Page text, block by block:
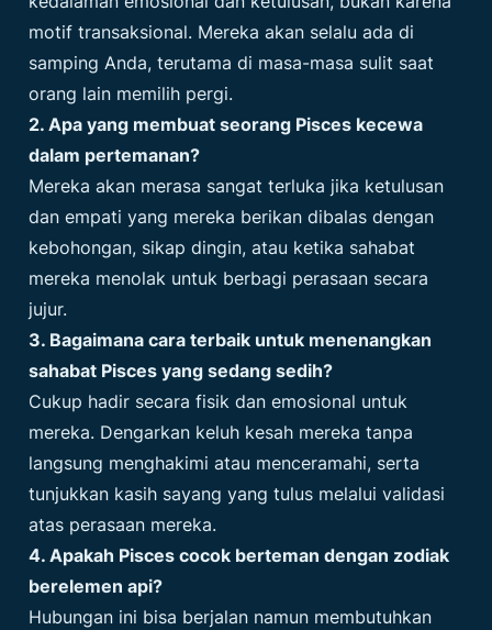
motif transaksional. Mereka akan selalu ada di
samping Anda, terutama di masa-masa sulit saat
orang lain memilih pergi.
2. Apa yang membuat seorang Pisces kecewa
dalam pertemanan?
Mereka akan merasa sangat terluka jika ketulusan
dan empati yang mereka berikan dibalas dengan
kebohongan, sikap dingin, atau ketika sahabat
mereka menolak untuk berbagi perasaan secara
jujur.
3. Bagaimana cara terbaik untuk menenangkan
sahabat Pisces yang sedang sedih?
Cukup hadir secara fisik dan emosional untuk
mereka. Dengarkan keluh kesah mereka tanpa
langsung menghakimi atau menceramahi, serta
tunjukkan kasih sayang yang tulus melalui validasi
atas perasaan mereka.
4. Apakah Pisces cocok berteman dengan zodiak
berelemen api?
Hubungan ini bisa berjalan namun membutuhkan